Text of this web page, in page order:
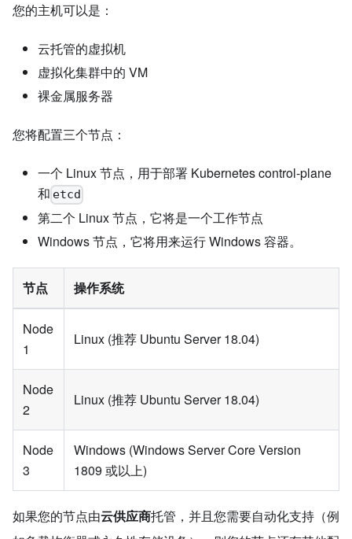
您的主机可以是：
云托管的虚拟机
虚拟化集群中的 VM
裸金属服务器
您将配置三个节点：
一个 Linux 节点，用于部署 Kubernetes control-plane
和 etcd
第二个 Linux 节点，它将是一个工作节点
Windows 节点，它将用来运行 Windows 容器。
节点 操作系统
Node
1
Linux (推荐 Ubuntu Server 18.04)
Node
2
Linux (推荐 Ubuntu Server 18.04)
Node
3
Windows (Windows Server Core Version
1809 或以上)
如果您的节点由云供应商托管，并且您需要自动化支持（例